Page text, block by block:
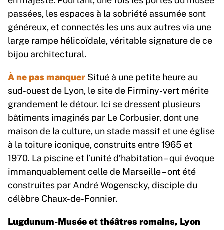
passées, les espaces à la sobriété assumée sont
généreux, et connectés les uns aux autres via une
large rampe hélicoïdale, véritable signature de ce
bijou architectural.
À ne pas manquer Situé à une petite heure au
sud-ouest de Lyon, le site de Firminy-vert mérite
grandement le détour. Ici se dressent plusieurs
bâtiments imaginés par Le Corbusier, dont une
maison de la culture, un stade massif et une église
à la toiture iconique, construits entre 1965 et
1970. La piscine et l’unité d’habitation – qui évoque
immanquablement celle de Marseille – ont été
construites par André Wogenscky, disciple du
célèbre Chaux-de-Fonnier.
Lugdunum-Musée et théâtres romains, Lyon